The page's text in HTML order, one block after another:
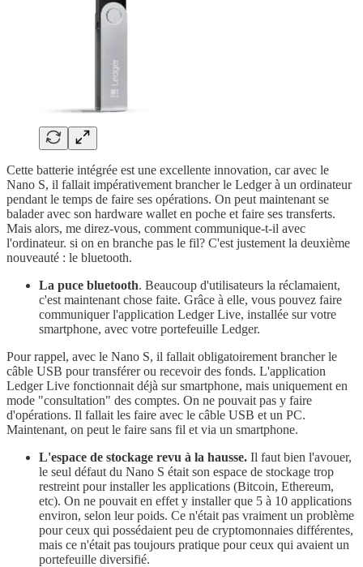
Cette batterie intégrée est une excellente innovation, car avec le
Nano S, il fallait impérativement brancher le Ledger à un ordinateur
pendant le temps de faire ses opérations. On peut maintenant se
balader avec son hardware wallet en poche et faire ses transferts.
Mais alors, me direz-vous, comment communique-t-il avec
l'ordinateur. si on en branche pas le fil? C'est justement la deuxième
nouveauté : le bluetooth.
La puce bluetooth. Beaucoup d'utilisateurs la réclamaient,
c'est maintenant chose faite. Grâce à elle, vous pouvez faire
communiquer l'application Ledger Live, installée sur votre
smartphone, avec votre portefeuille Ledger.
Pour rappel, avec le Nano S, il fallait obligatoirement brancher le
câble USB pour transférer ou recevoir des fonds. L'application
Ledger Live fonctionnait déjà sur smartphone, mais uniquement en
mode "consultation" des comptes. On ne pouvait pas y faire
d'opérations. Il fallait les faire avec le câble USB et un PC.
Maintenant, on peut le faire sans fil et via un smartphone.
L'espace de stockage revu à la hausse. Il faut bien l'avouer,
le seul défaut du Nano S était son espace de stockage trop
restreint pour installer les applications (Bitcoin, Ethereum,
etc). On ne pouvait en effet y installer que 5 à 10 applications
environ, selon leur poids. Ce n'était pas vraiment un problème
pour ceux qui possédaient peu de cryptomonnaies différentes,
mais ce n'était pas toujours pratique pour ceux qui avaient un
portefeuille diversifié.